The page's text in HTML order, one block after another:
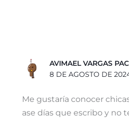
AVIMAEL VARGAS
8 DE AGOSTO DE
Me gustaría conocer
ase días que escribo y no